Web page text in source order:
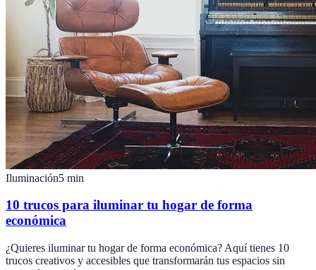
Iluminación5 min
10 trucos para iluminar tu hogar de forma
económica
¿Quieres iluminar tu hogar de forma económica? Aquí tienes 10
trucos creativos y accesibles que transformarán tus espacios sin